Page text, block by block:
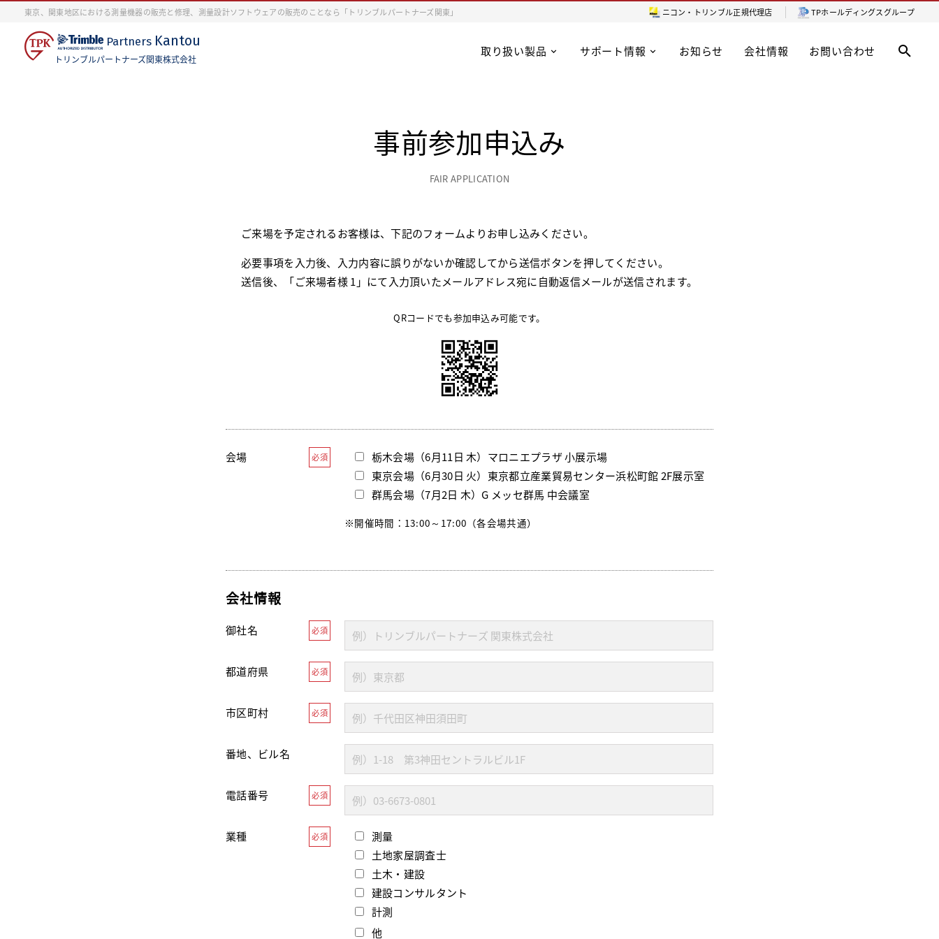
東京、関東地区における測量機器の販売と修理、測量設計ソフトウェアの販売のことなら「トリンブルパートナーズ関東」 ニコン・トリンブル正規代理店 TPホールディングスグループ
Partners Kantou
トリンブルパートナーズ関東株式会社
取り扱い製品 サポート情報 お知らせ 会社情報 お問い合わせ
事前参加申込み
FAIR APPLICATION
ご来場を予定されるお客様は、下記のフォームよりお申し込みください。
必要事項を入力後、入力内容に誤りがないか確認してから送信ボタンを押してください。
送信後、「ご来場者様 1」にて入力頂いたメールアドレス宛に自動返信メールが送信されます。
QRコードでも参加申込み可能です。
会場 必須
栃木会場（6月11日 木）マロニエプラザ 小展示場
東京会場（6月30日 火）東京都立産業貿易センター浜松町館 2F展示室
群馬会場（7月2日 木）G メッセ群馬 中会議室
※開催時間：13:00～17:00（各会場共通）
会社情報
御社名 必須
都道府県 必須
市区町村 必須
番地、ビル名
電話番号 必須
業種 必須
測量
土地家屋調査士
土木・建設
建設コンサルタント
計測
他